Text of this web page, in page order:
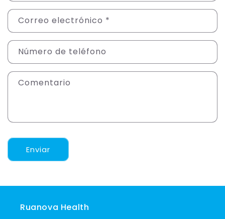
Correo electrónico *
Número de teléfono
Comentario
Enviar
Ruanova Health